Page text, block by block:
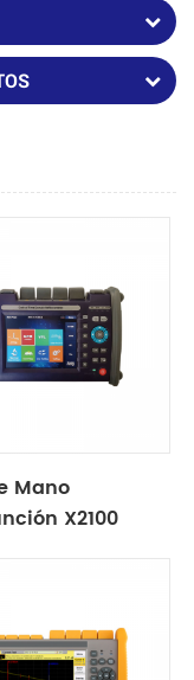
Mano
X2100